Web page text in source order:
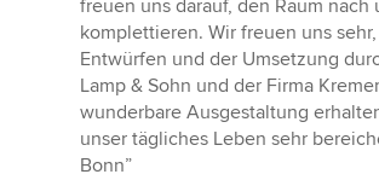
freuen uns darauf, den Raum nach
komplettieren. Wir freuen uns
Entwürfen und der Umsetzung
Lamp & Sohn und der Firma
wunderbare Ausgestaltung
unser tägliches Leben sehr
Bonn”